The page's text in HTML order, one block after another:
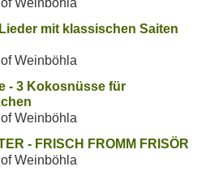
mit klassischen Saiten
Weinböhla
- 3 Kokosnüsse für
Weinböhla
- FRISCH FROMM FRISÖR
Weinböhla